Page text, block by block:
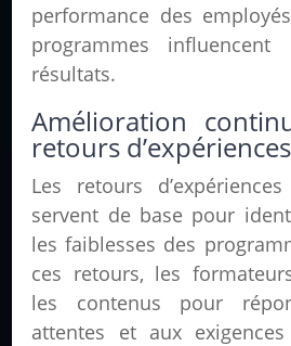
performance des
programmes influencent
résultats.
Amélioration
retours d’expériences
Les retours
servent de base pour
les faiblesses des
ces retours, les
les contenus pour
attentes et aux